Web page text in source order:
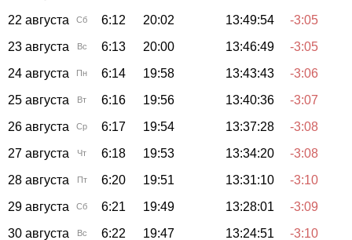
22 августа
Сб 6:12 20:02 13:49:54
-3:05
23 августа
Вс 6:13 20:00 13:46:49
-3:05
24 августа
Пн 6:14 19:58 13:43:43
-3:06
25 августа
Вт 6:16 19:56 13:40:36
-3:07
26 августа
Ср 6:17 19:54 13:37:28
-3:08
27 августа
Чт 6:18 19:53 13:34:20
-3:08
28 августа
Пт 6:20 19:51 13:31:10
-3:10
29 августа
Сб 6:21 19:49 13:28:01
-3:09
30 августа
Вс 6:22 19:47 13:24:51 -3:10